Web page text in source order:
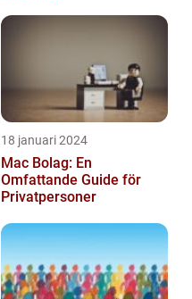
18 januari 2024
Mac Bolag: En
Omfattande Guide för
Privatpersoner